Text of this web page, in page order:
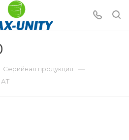
Серийная продукция —